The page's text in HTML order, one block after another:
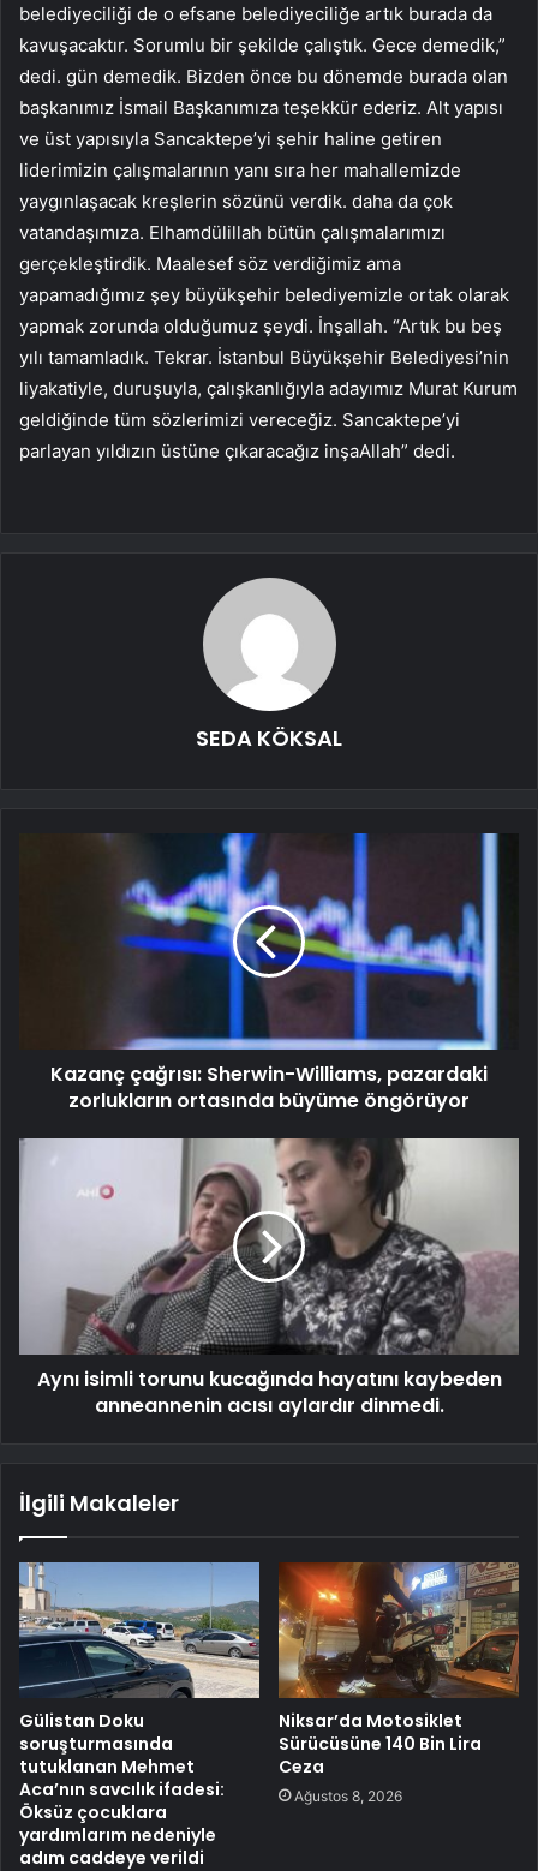
belediyeciliği de o efsane belediyeciliğe artık burada da
kavuşacaktır. Sorumlu bir şekilde çalıştık. Gece demedik,”
dedi. gün demedik. Bizden önce bu dönemde burada olan
başkanımız İsmail Başkanımıza teşekkür ederiz. Alt yapısı
ve üst yapısıyla Sancaktepe’yi şehir haline getiren
liderimizin çalışmalarının yanı sıra her mahallemizde
yaygınlaşacak kreşlerin sözünü verdik. daha da çok
vatandaşımıza. Elhamdülillah bütün çalışmalarımızı
gerçekleştirdik. Maalesef söz verdiğimiz ama
yapamadığımız şey büyükşehir belediyemizle ortak olarak
yapmak zorunda olduğumuz şeydi. İnşallah. “Artık bu beş
yılı tamamladık. Tekrar. İstanbul Büyükşehir Belediyesi’nin
liyakatiyle, duruşuyla, çalışkanlığıyla adayımız Murat Kurum
geldiğinde tüm sözlerimizi vereceğiz. Sancaktepe’yi
parlayan yıldızın üstüne çıkaracağız inşaAllah” dedi.
SEDA KÖKSAL
Kazanç çağrısı: Sherwin-Williams, pazardaki
zorlukların ortasında büyüme öngörüyor
Aynı isimli torunu kucağında hayatını kaybeden
anneannenin acısı aylardır dinmedi.
İlgili Makaleler
Gülistan Doku
soruşturmasında
tutuklanan Mehmet
Aca’nın savcılık ifadesi:
Öksüz çocuklara
yardımlarım nedeniyle
adım caddeye verildi
Niksar’da Motosiklet
Sürücüsüne 140 Bin Lira
Ceza
Ağustos 8, 2026